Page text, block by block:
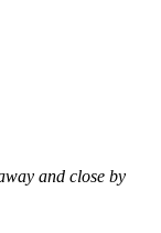
and close by